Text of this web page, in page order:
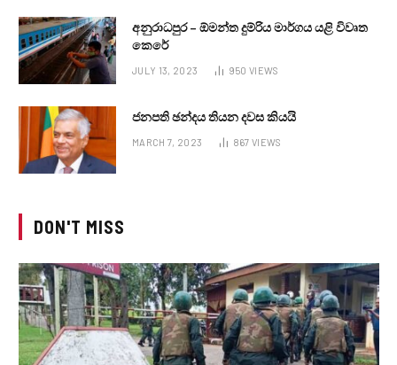
අනුරාධපුර – ඕමන්ත දුම්රිය මාර්ගය යළි විවෘත
කෙරේ
JULY 13, 2023 950 VIEWS
ජනපති ඡන්දය තියන දවස කියයි
MARCH 7, 2023 867 VIEWS
DON'T MISS